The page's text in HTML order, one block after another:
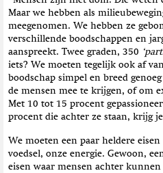
Maar we hebben als
meegenomen. We hebben ze
verschillende boodschappen en
aanspreekt. Twee graden, 350
iets? We moeten tegelijk ook af
boodschap simpel en breed
de mensen mee te krijgen, of om
Met 10 tot 15 procent
procent die achter ze staan, krijg
We moeten een paar heldere
voedsel, onze energie. Gewoon,
eisen waar mensen achter